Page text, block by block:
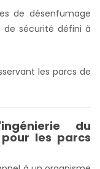
de désenfumage
de sécurité défini à
les parcs de
du
les parcs